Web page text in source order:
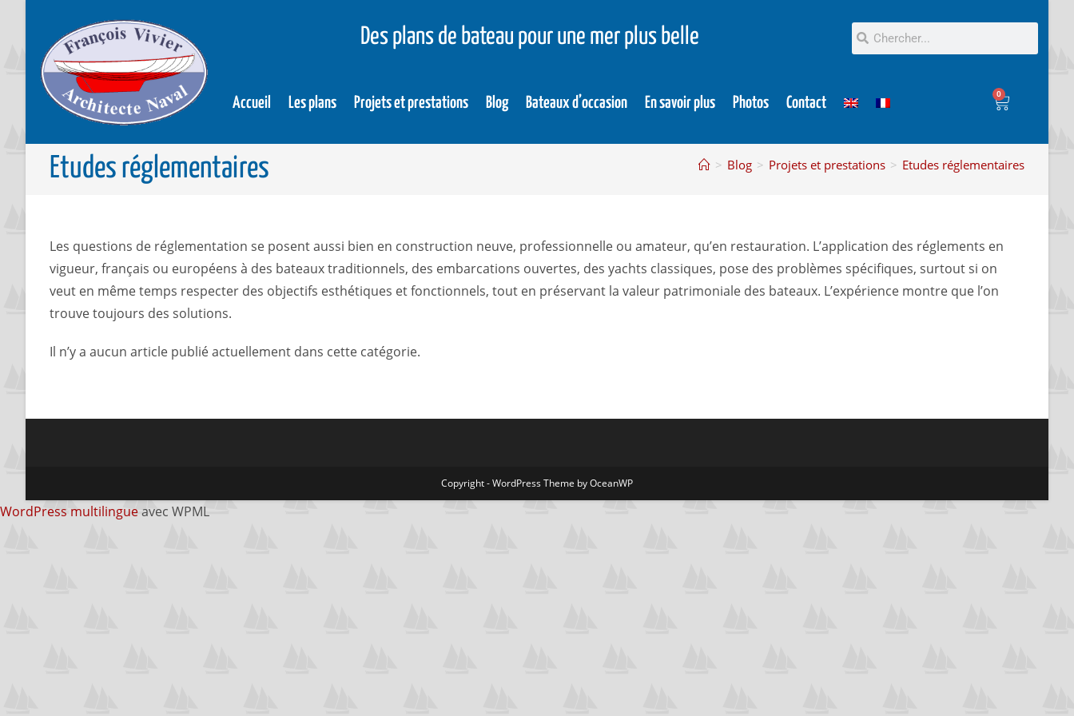
Des plans de bateau pour une mer plus belle
Accueil Les plans Projets et prestations Blog Bateaux d’occasion En savoir plus Photos Contact
0
Etudes réglementaires > Blog > Projets et prestations > Etudes réglementaires
Les questions de réglementation se posent aussi bien en construction neuve, professionnelle ou amateur, qu’en restauration. L’application des réglements en
vigueur, français ou européens à des bateaux traditionnels, des embarcations ouvertes, des yachts classiques, pose des problèmes spécifiques, surtout si on
veut en même temps respecter des objectifs esthétiques et fonctionnels, tout en préservant la valeur patrimoniale des bateaux. L’expérience montre que l’on
trouve toujours des solutions.
Il n’y a aucun article publié actuellement dans cette catégorie.
Copyright - WordPress Theme by OceanWP
WordPress multilingueavec WPML